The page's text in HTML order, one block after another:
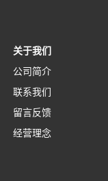
关于我们
公司简介
联系我们
留言反馈
经营理念